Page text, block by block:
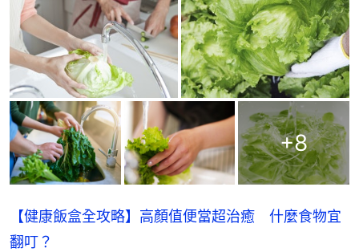
+8
【健康飯盒全攻略】高顏值便當超治癒 什麼食物宜
翻叮？